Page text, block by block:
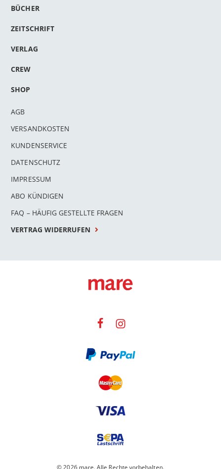
BÜCHER
ZEITSCHRIFT
VERLAG
CREW
SHOP
AGB
VERSANDKOSTEN
KUNDENSERVICE
DATENSCHUTZ
IMPRESSUM
ABO KÜNDIGEN
FAQ – HÄUFIG GESTELLTE FRAGEN
VERTRAG WIDERRUFEN
© 2026 mare. Alle Rechte vorbehalten.